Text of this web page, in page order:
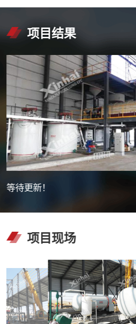
项目结果
等待更新！
项目现场